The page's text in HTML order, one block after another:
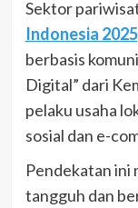
Sektor
Indonesia 2025
berbasis
Digital” dari
pelaku usaha
sosial dan e-
Pendekatan ini
tangguh dan